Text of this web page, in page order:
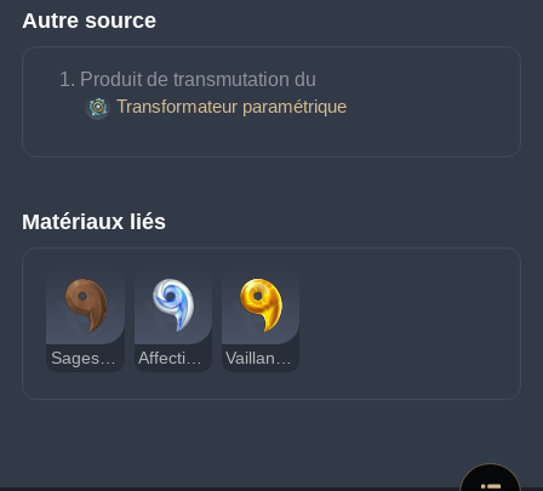
Autre source
Produit de transmutation du
Transformateur paramétrique
Matériaux liés
Sagesse de Narukami